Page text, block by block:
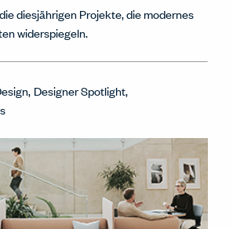
diesjährigen Projekte, die modernes
widerspiegeln.
Designer Spotlight